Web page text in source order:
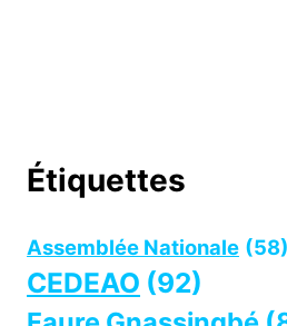
Étiquettes
Assemblée Nationale (58)
CEDEAO (92)